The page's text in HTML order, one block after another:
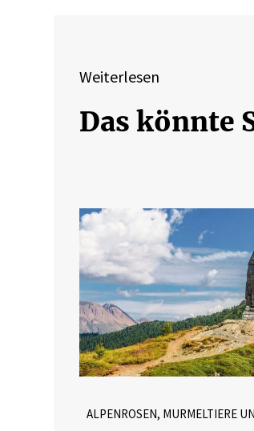
Weiterlesen
Das könnte
ALPENROSEN, MURMELTIERE